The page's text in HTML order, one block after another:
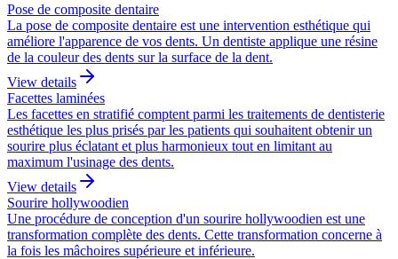
Pose de composite dentaire
La pose de composite dentaire est une intervention esthétique qui
améliore l'apparence de vos dents. Un dentiste applique une résine
de la couleur des dents sur la surface de la dent.
View details
Facettes laminées
Les facettes en stratifié comptent parmi les traitements de dentisterie
esthétique les plus prisés par les patients qui souhaitent obtenir un
sourire plus éclatant et plus harmonieux tout en limitant au
maximum l'usinage des dents.
View details
Sourire hollywoodien
Une procédure de conception d'un sourire hollywoodien est une
transformation complète des dents. Cette transformation concerne à
la fois les mâchoires supérieure et inférieure.